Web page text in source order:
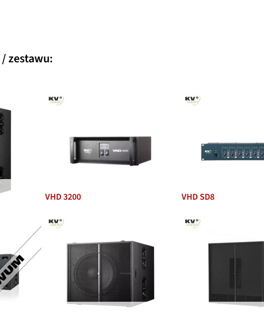
zestawu:
VHD 3200 VHD SD8